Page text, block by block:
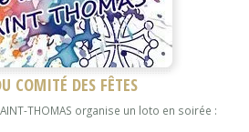
COMITÉ DES FÊTES
THOMAS organise un loto en soirée :